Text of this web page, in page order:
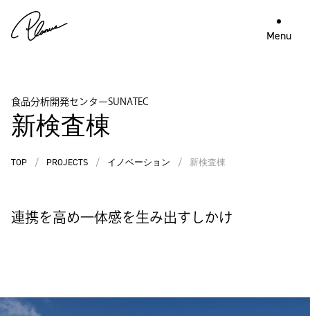
Menu
食品分析開発センターSUNATEC
新検査棟
TOP / PROJECTS / イノベーション / 新検査棟
連携を高め一体感を生み出すしかけ